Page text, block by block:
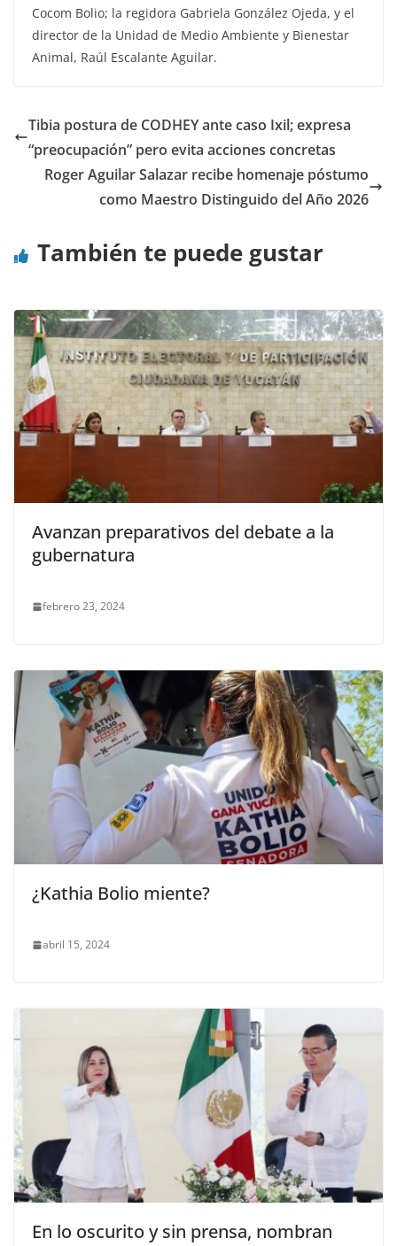
Cocom Bolio; la regidora Gabriela González Ojeda, y el
director de la Unidad de Medio Ambiente y Bienestar
Animal, Raúl Escalante Aguilar.
Tibia postura de CODHEY ante caso Ixil; expresa
“preocupación” pero evita acciones concretas
Roger Aguilar Salazar recibe homenaje póstumo
como Maestro Distinguido del Año 2026
También te puede gustar
Avanzan preparativos del debate a la
gubernatura
febrero 23, 2024
¿Kathia Bolio miente?
abril 15, 2024
En lo oscurito y sin prensa, nombran